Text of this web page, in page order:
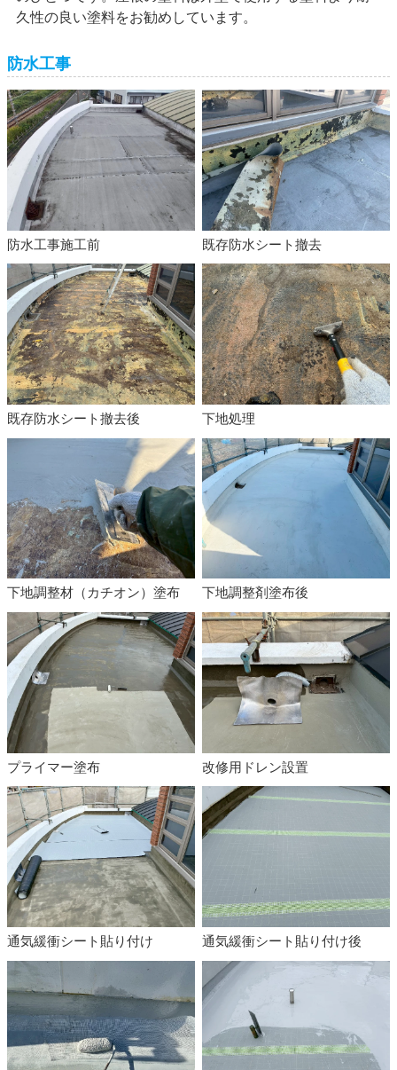
久性の良い塗料をお勧めしています。
防水工事
防水工事施工前 既存防水シート撤去
既存防水シート撤去後 下地処理
下地調整材（カチオン）塗布 下地調整剤塗布後
プライマー塗布 改修用ドレン設置
通気緩衝シート貼り付け 通気緩衝シート貼り付け後